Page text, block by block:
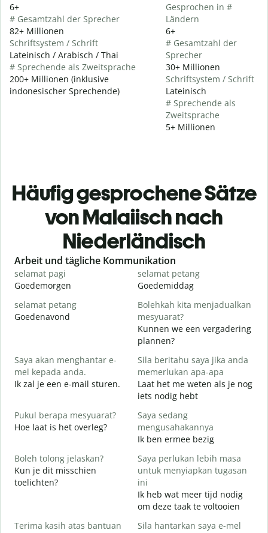
6+
# Gesamtzahl der Sprecher
82+ Millionen
Schriftsystem / Schrift
Lateinisch / Arabisch / Thai
# Sprechende als Zweitsprache
200+ Millionen (inklusive
indonesischer Sprechende)
Gesprochen in #
Ländern
6+
# Gesamtzahl der
Sprecher
30+ Millionen
Schriftsystem / Schrift
Lateinisch
# Sprechende als
Zweitsprache
5+ Millionen
Häufig gesprochene Sätze
von Malaiisch nach
Niederländisch
Slide 1 of 6
Arbeit und tägliche Kommunikation
selamat pagi
Goedemorgen
selamat petang
Goedemiddag
selamat petang
Goedenavond
Bolehkah kita menjadualkan
mesyuarat?
Kunnen we een vergadering
plannen?
Saya akan menghantar e-
mel kepada anda.
Ik zal je een e-mail sturen.
Sila beritahu saya jika anda
memerlukan apa-apa
Laat het me weten als je nog
iets nodig hebt
Pukul berapa mesyuarat?
Hoe laat is het overleg?
Saya sedang
mengusahakannya
Ik ben ermee bezig
Boleh tolong jelaskan?
Kun je dit misschien
toelichten?
Saya perlukan lebih masa
untuk menyiapkan tugasan
ini
Ik heb wat meer tijd nodig
om deze taak te voltooien
Terima kasih atas bantuan
Sila hantarkan saya e-mel